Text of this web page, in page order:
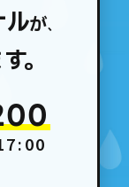
ルが、
。